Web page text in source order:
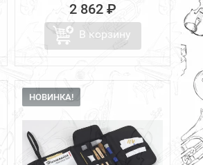
2 862 ₽
В корзину
НОВИНКА!